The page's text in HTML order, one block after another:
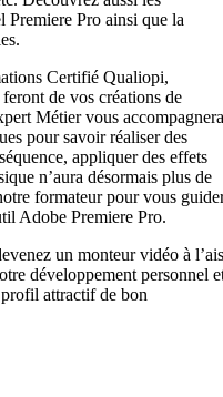
Premiere Pro ainsi que la
Certifié Qualiopi,
de vos créations de
Métier vous accompagnera
pour savoir réaliser des
appliquer des effets
n’aura désormais plus de
formateur pour vous
Adobe Premiere Pro.
un monteur vidéo à
développement personnel
attractif de bon